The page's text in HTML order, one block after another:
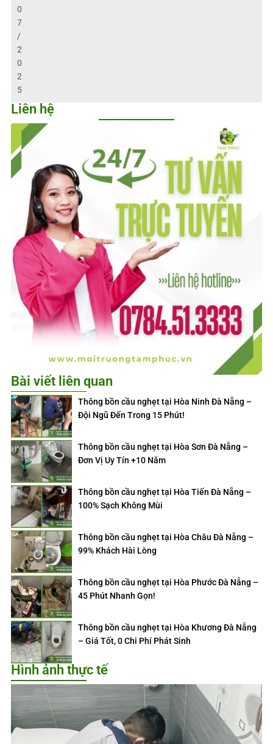
0
7
/
2
0
2
5
Liên hệ
Bài viết liên quan
Thông bồn cầu nghẹt tại Hòa Ninh Đà Nẵng –
Đội Ngũ Đến Trong 15 Phút!
Thông bồn cầu nghẹt tại Hòa Sơn Đà Nẵng –
Đơn Vị Uy Tín +10 Năm
Thông bồn cầu nghẹt tại Hòa Tiến Đà Nẵng –
100% Sạch Không Mùi
Thông bồn cầu nghẹt tại Hòa Châu Đà Nẵng –
99% Khách Hài Lòng
Thông bồn cầu nghẹt tại Hòa Phước Đà Nẵng –
45 Phút Nhanh Gọn!
Thông bồn cầu nghẹt tại Hòa Khương Đà Nẵng
– Giá Tốt, 0 Chi Phí Phát Sinh
Hình ảnh thực tế